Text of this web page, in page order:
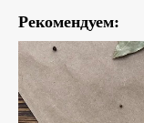
Рекомендуем: